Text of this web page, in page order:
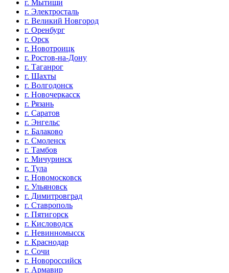
г. Мытищи
г. Электросталь
г. Великий Новгород
г. Оренбург
г. Орск
г. Новотроицк
г. Ростов-на-Дону
г. Таганрог
г. Шахты
г. Волгодонск
г. Новочеркасск
г. Рязань
г. Саратов
г. Энгельс
г. Балаково
г. Смоленск
г. Тамбов
г. Мичуринск
г. Тула
г. Новомосковск
г. Ульяновск
г. Димитровград
г. Ставрополь
г. Пятигорск
г. Кисловодск
г. Невинномысск
г. Краснодар
г. Сочи
г. Новороссийск
г. Армавир